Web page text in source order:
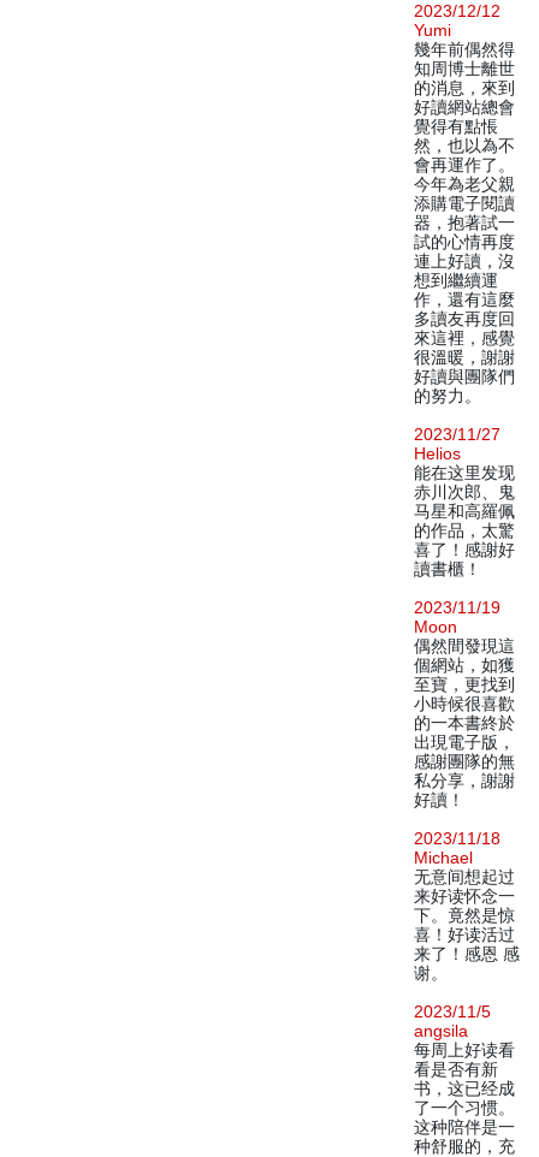
2023/12/12
Yumi
幾年前偶然得
知周博士離世
的消息，來到
好讀網站總會
覺得有點悵
然，也以為不
會再運作了。
今年為老父親
添購電子閱讀
器，抱著試一
試的心情再度
連上好讀，沒
想到繼續運
作，還有這麼
多讀友再度回
來這裡，感覺
很溫暖，謝謝
好讀與團隊們
的努力。
2023/11/27
Helios
能在这里发现
赤川次郎、鬼
马星和高羅佩
的作品，太驚
喜了！感謝好
讀書櫃！
2023/11/19
Moon
偶然間發現這
個網站，如獲
至寶，更找到
小時候很喜歡
的一本書終於
出現電子版，
感謝團隊的無
私分享，謝謝
好讀！
2023/11/18
Michael
无意间想起过
来好读怀念一
下。竟然是惊
喜！好读活过
来了！感恩 感
谢。
2023/11/5
angsila
每周上好读看
看是否有新
书，这已经成
了一个习惯。
这种陪伴是一
种舒服的，充